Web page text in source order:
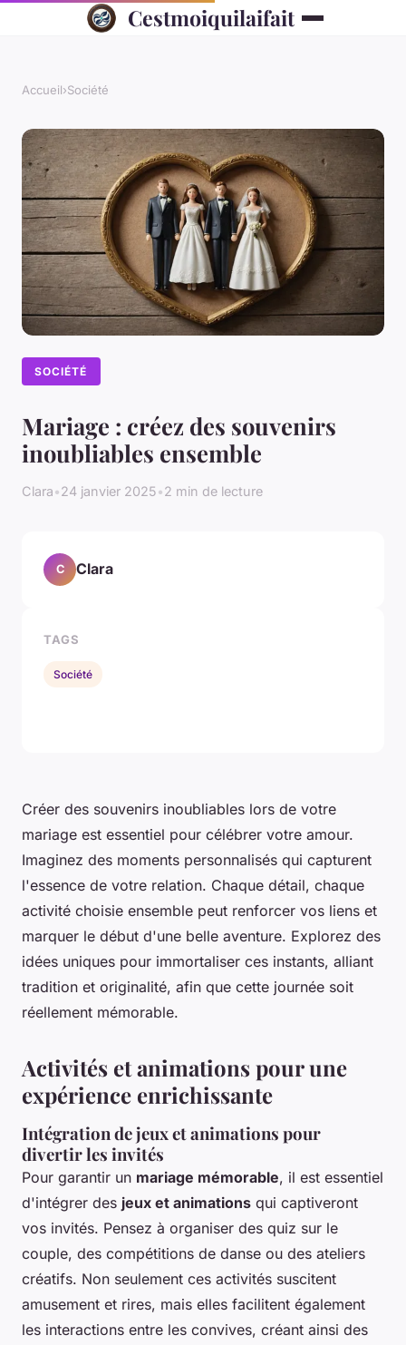
Cestmoiquilaifait
Accueil›Société
SOCIÉTÉ
Mariage : créez des souvenirs
inoubliables ensemble
Clara•24 janvier 2025•2 min de lecture
Créer des souvenirs inoubliables lors de votre
mariage est essentiel pour célébrer votre amour.
Imaginez des moments personnalisés qui capturent
l'essence de votre relation. Chaque détail, chaque
activité choisie ensemble peut renforcer vos liens et
marquer le début d'une belle aventure. Explorez des
idées uniques pour immortaliser ces instants, alliant
tradition et originalité, afin que cette journée soit
réellement mémorable.
Activités et animations pour une
expérience enrichissante
Intégration de jeux et animations pour
divertir les invités
Pour garantir un mariage mémorable, il est essentiel
d'intégrer des jeux et animations qui captiveront
vos invités. Pensez à organiser des quiz sur le
couple, des compétitions de danse ou des ateliers
créatifs. Non seulement ces activités suscitent
amusement et rires, mais elles facilitent également
les interactions entre les convives, créant ainsi des
C Clara
TAGS
Société